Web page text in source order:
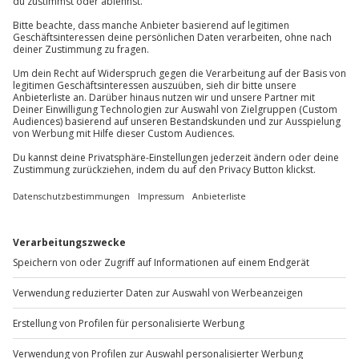
10-12 Personen
Jochen SchweizerGmbH
Mühldorfstraße 8
81671 München
Du erreichst uns telefonisch zu folgenden Zeiten,
außer an bundesweiten Feiertagen:
Mo-Fr: 8-20 Uhr | Sa: 10-16 Uhr
Du möchtest als Firma bestellen?
+49 89 / 60 60 89 700
Mo-Fr: 9-17 Uhr
b2b@jochen-schweizer.de
www.b2b.jochen-schweizer.de/